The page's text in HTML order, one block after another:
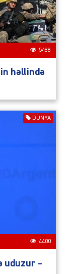
5488
həllində
DÜNYA
4400
uduzur –